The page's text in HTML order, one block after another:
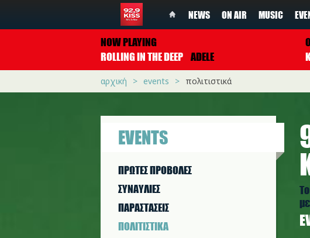
NEWS ON AIR MUSIC
NOW PLAYING
ROLLING IN THE DEEP ADELE
αρχική events πολιτιστικά
EVENTS
ΠΡΩΤΕΣ ΠΡΟΒΟΛΕΣ
ΣΥΝΑΥΛΙΕΣ
ΠΑΡΑΣΤAΣΕΙΣ
ΠΟΛΙΤΙΣΤΙΚA